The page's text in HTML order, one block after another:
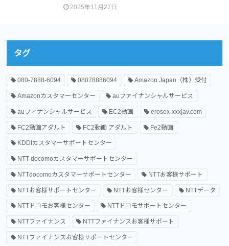
2025年11月27日
タグ
080-7888-6094 08078886094 Amazon Japan（株）受付
Amazonカスタマーセンター auファイナンシャルサービス
auフィナンシャルサービス EC2動画 erosex-xxxjav.com
FC2動画アダルト FC2動画 アダルト Fe2動画
KDDIカスタマーサポートセンター
NTT docomoカスタマーサポートセンター
NTTdocomoカスタマーサポートセンター NTTお客様サポート
NTTお客様サポートセンター NTTお客様センター NTTデータ
NTTドコモお客様センター NTTドコモサポートセンター
NTTファイナンス NTTファイナンスお客様サポート
NTTファイナンスお客様サポートセンター